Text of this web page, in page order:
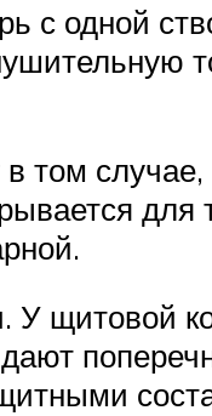
с одной
том случае,
для
щитовой